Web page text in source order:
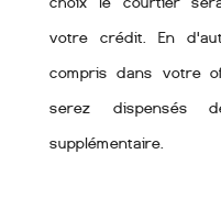
votre crédit. En
compris dans votre
serez dispensés
supplémentaire.